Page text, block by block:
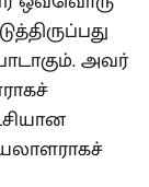
அவர்